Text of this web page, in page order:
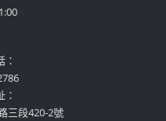
：
：
三段420-2號